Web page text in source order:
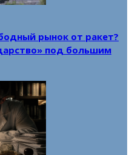
рынок от ракет?
под большим